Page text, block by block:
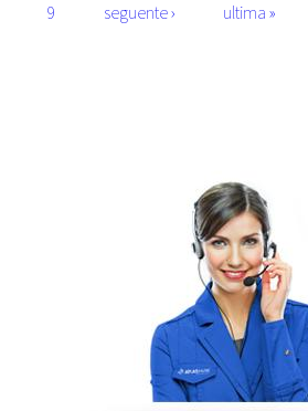
9 seguente › ultima »